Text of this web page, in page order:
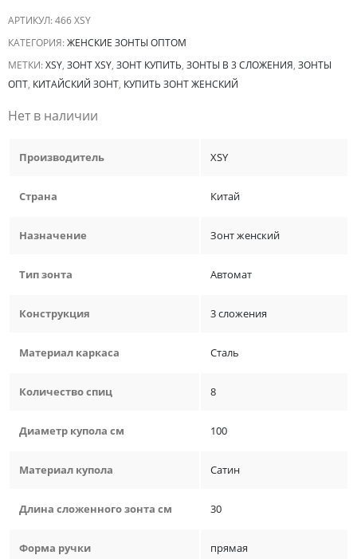
АРТИКУЛ:466 XSY
КАТЕГОРИЯ:ЖЕНСКИЕ ЗОНТЫ ОПТОМ
МЕТКИ:XSY, ЗОНТ XSY, ЗОНТ КУПИТЬ, ЗОНТЫ В 3 СЛОЖЕНИЯ, ЗОНТЫ
ОПТ, КИТАЙСКИЙ ЗОНТ, КУПИТЬ ЗОНТ ЖЕНСКИЙ
Нет в наличии
Производитель XSY
Страна Китай
Назначение Зонт женский
Тип зонта Автомат
Конструкция 3 сложения
Материал каркаса Сталь
Количество спиц 8
Диаметр купола см 100
Материал купола Сатин
Длина сложенного зонта см 30
Форма ручки прямая